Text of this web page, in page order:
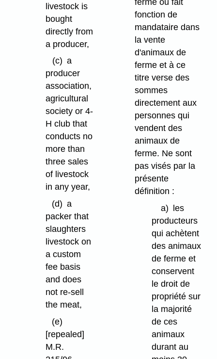
livestock is
bought
directly from
a producer,
(c) a
producer
association,
agricultural
society or 4-
H club that
conducts no
more than
three sales
of livestock
in any year,
(d) a
packer that
slaughters
livestock on
a custom
fee basis
and does
not re-sell
the meat,
(e)
[repealed]
M.R.
fonction de
mandataire dans
la vente
d'animaux de
ferme et à ce
titre verse des
sommes
directement aux
personnes qui
vendent des
animaux de
ferme. Ne sont
pas visés par la
présente
définition :
a) les
producteurs
qui achètent
des animaux
de ferme et
conservent
le droit de
propriété sur
la majorité
de ces
animaux
durant au